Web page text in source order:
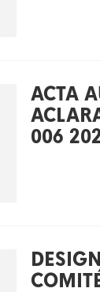
ACTA
006